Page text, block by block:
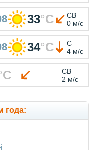
33°C
СВ
0 м/с
34°C
С
4 м/с
C
СВ
2 м/с
года: